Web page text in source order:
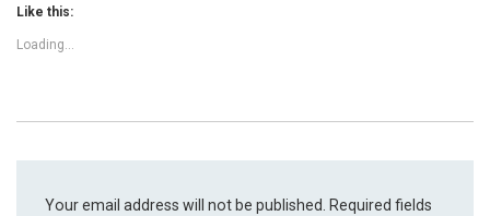
Like this:
Loading...
Your email address will not be published.
Required fields